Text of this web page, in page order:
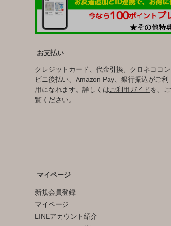
お支払い
クレジットカード、代金引換、クロネココン
ビニ後払い、Amazon Pay、銀行振込がご利
用になれます。詳しくはご利用ガイドを、ご
覧ください。
マイページ
新規会員登録
マイページ
LINEアカウント紹介